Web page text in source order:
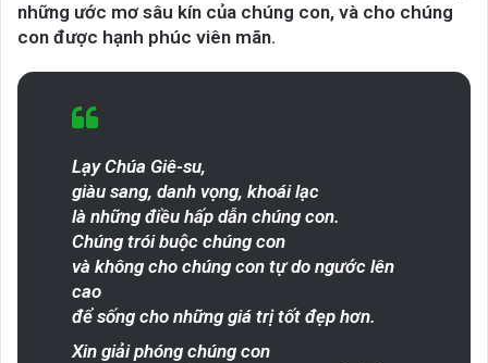
những ước mơ sâu kín của chúng con, và cho chúng
con được hạnh phúc viên mãn.
Lạy Chúa Giê-su,
giàu sang, danh vọng, khoái lạc
là những điều hấp dẫn chúng con.
Chúng trói buộc chúng con
và không cho chúng con tự do ngước lên
cao
để sống cho những giá trị tốt đẹp hơn.
Xin giải phóng chúng con